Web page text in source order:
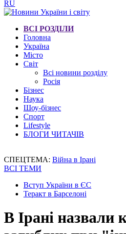
RU
ВСІ РОЗДІЛИ
Головна
Україна
Місто
Світ
Всі новини розділу
Росія
Бізнес
Наука
Шоу-бізнес
Спорт
Lifestyle
БЛОГИ ЧИТАЧІВ
СПЕЦТЕМА: Війна в Ірані
ВСІ ТЕМИ
Вступ України в ЄС
Теракт в Барселоні
В Ірані назвали